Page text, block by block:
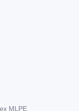
MLPE